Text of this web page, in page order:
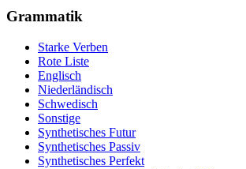
Grammatik
Starke Verben
Rote Liste
Englisch
Niederländisch
Schwedisch
Sonstige
Synthetisches Futur
Synthetisches Passiv
Synthetisches Perfekt